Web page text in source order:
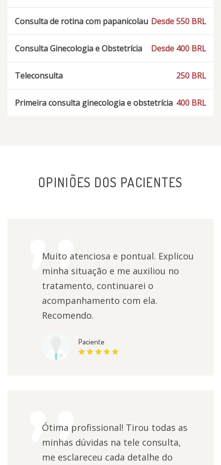
Consulta de rotina com papanicolau Desde 550 BRL
Consulta Ginecologia e Obstetrícia Desde 400 BRL
Teleconsulta 250 BRL
Primeira consulta ginecologia e obstetrícia 400 BRL
OPINIÕES DOS PACIENTES
Muito atenciosa e pontual. Explicou
minha situação e me auxiliou no
tratamento, continuarei o
acompanhamento com ela.
Recomendo.
Paciente
Ótima profissional! Tirou todas as
minhas dúvidas na tele consulta,
me esclareceu cada detalhe do